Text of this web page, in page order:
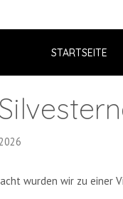
STARTSEITE
wurden wir zu einer